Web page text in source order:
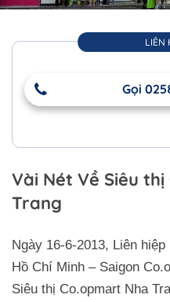
LIÊN
Gọi
Vài Nét Về Siêu
Trang
Ngày 16-6-2013, Liên
Hồ Chí Minh – Saigon
Siêu thị Co.opmart Nha